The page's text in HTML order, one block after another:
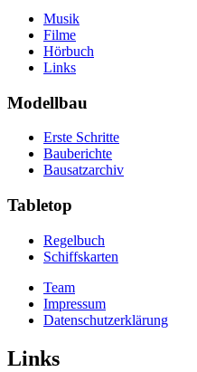
Musik
Filme
Hörbuch
Links
Modellbau
Erste Schritte
Bauberichte
Bausatzarchiv
Tabletop
Regelbuch
Schiffskarten
Team
Impressum
Datenschutzerklärung
Links